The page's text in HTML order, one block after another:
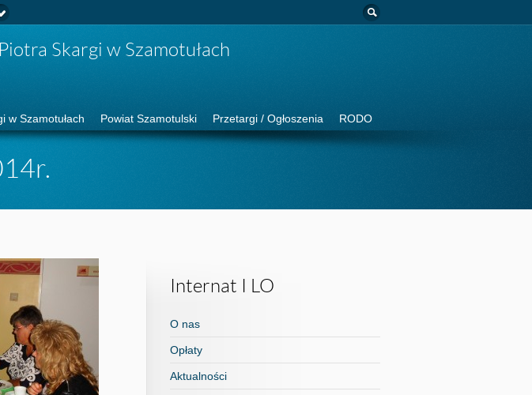
w Szamotułach Powiat Szamotulski Przetargi / Ogłoszenia RODO
Internat I LO
O nas
Opłaty
Aktualności